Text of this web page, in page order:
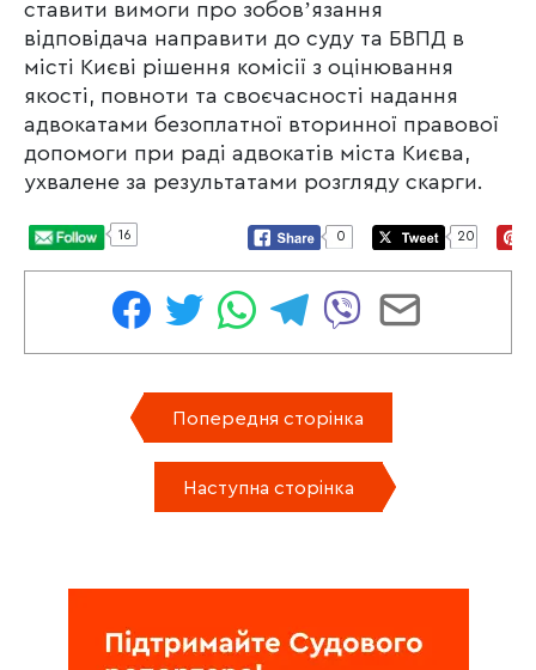
ставити вимоги про зобовʼязання
відповідача направити до суду та БВПД в
місті Києві рішення комісії з оцінювання
якості, повноти та своєчасності надання
адвокатами безоплатної вторинної правової
допомоги при раді адвокатів міста Києва,
ухвалене за результатами розгляду скарги.
16 0 20
Попередня сторінка
Наступна сторінка